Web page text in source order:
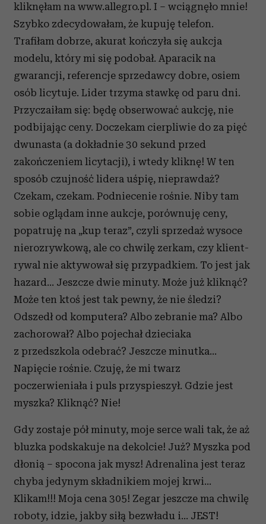
kliknęłam na www.allegro.pl. I – wciągnęło mnie!
Szybko zdecydowałam, że kupuję telefon.
Trafiłam dobrze, akurat kończyła się aukcja
modelu, który mi się podobał. Aparacik na
gwarancji, referencje sprzedawcy dobre, osiem
osób licytuje. Lider trzyma stawkę od paru dni.
Przyczaiłam się: będę obserwować aukcję, nie
podbijając ceny. Doczekam cierpliwie do za pięć
dwunasta (a dokładnie 30 sekund przed
zakończeniem licytacji), i wtedy kliknę! W ten
sposób czujność lidera uśpię, nieprawdaż?
Czekam, czekam. Podniecenie rośnie. Niby tam
sobie oglądam inne aukcje, porównuję ceny,
popatruję na „kup teraz”, czyli sprzedaż wysoce
nierozrywkową, ale co chwilę zerkam, czy klient-
rywal nie aktywował się przypadkiem. To jest jak
hazard… Jeszcze dwie minuty. Może już kliknąć?
Może ten ktoś jest tak pewny, że nie śledzi?
Odszedł od komputera? Albo zebranie ma? Albo
zachorował? Albo pojechał dzieciaka
z przedszkola odebrać? Jeszcze minutka…
Napięcie rośnie. Czuję, że mi twarz
poczerwieniała i puls przyspieszył. Gdzie jest
myszka? Kliknąć? Nie!
Gdy zostaje pół minuty, moje serce wali tak, że aż
bluzka podskakuje na dekolcie! Już? Myszka pod
dłonią – spocona jak mysz! Adrenalina jest teraz
chyba jedynym składnikiem mojej krwi…
Klikam!!! Moja cena 305! Zegar jeszcze ma chwilę
roboty, idzie, jakby siłą bezwładu i... JEST!